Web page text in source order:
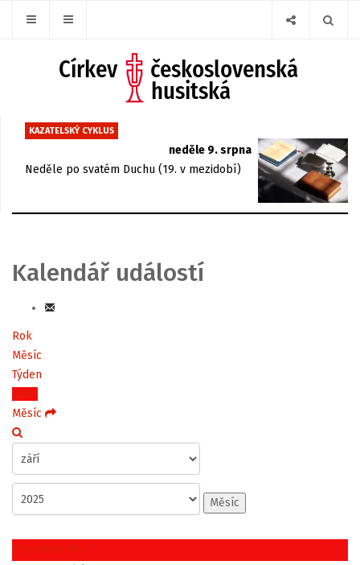
KAZATELSKÝ CYKLUS
neděle 9. srpna
Neděle po svatém Duchu (19. v mezidobí)
Kalendář událostí
Rok
Měsíc
Týden
Dnes
Měsíc
Měsíc
Předchozí den